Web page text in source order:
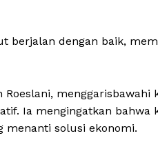
berjalan dengan baik,
Roeslani, menggarisbawahi
Ia mengingatkan bahwa
menanti solusi ekonomi.